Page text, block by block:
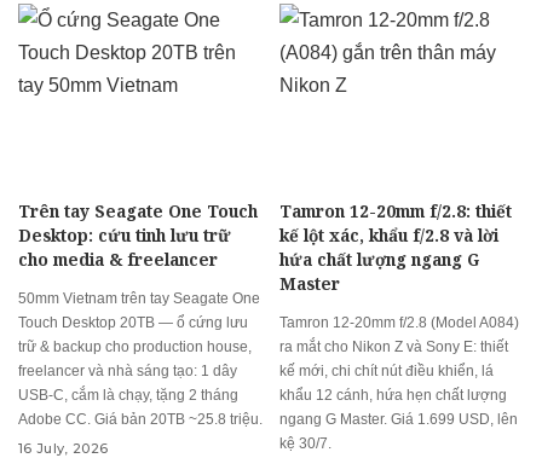
Trên tay Seagate One Touch
Desktop: cứu tinh lưu trữ
cho media & freelancer
50mm Vietnam trên tay Seagate One
Touch Desktop 20TB — ổ cứng lưu
trữ & backup cho production house,
freelancer và nhà sáng tạo: 1 dây
USB-C, cắm là chạy, tặng 2 tháng
Adobe CC. Giá bản 20TB ~25.8 triệu.
16 July, 2026
Tamron 12-20mm f/2.8: thiết
kế lột xác, khẩu f/2.8 và lời
hứa chất lượng ngang G
Master
Tamron 12-20mm f/2.8 (Model A084)
ra mắt cho Nikon Z và Sony E: thiết
kế mới, chi chít nút điều khiển, lá
khẩu 12 cánh, hứa hẹn chất lượng
ngang G Master. Giá 1.699 USD, lên
kệ 30/7.